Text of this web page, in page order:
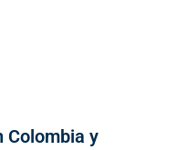
Colombia y